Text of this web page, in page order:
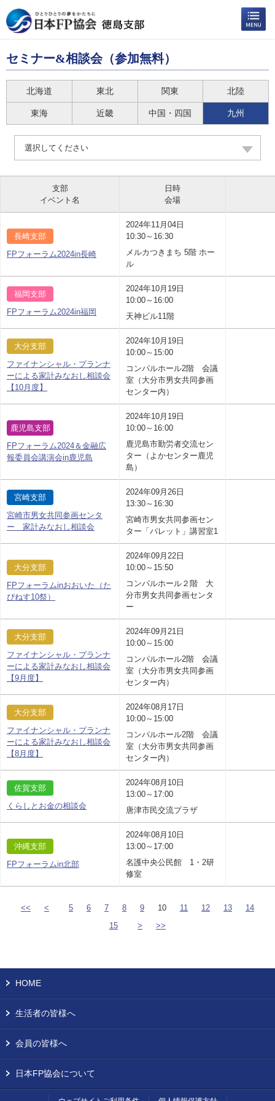
セミナー&相談会（参加無料）
北海道 東北 関東 北陸
東海 近畿 中国・四国 九州
選択してください
支部
イベント名
日時
会場
長崎支部
FPフォーラム2024in長崎
2024年11月04日
10:30～16:30
メルカつきまち 5階 ホー
ル
福岡支部
FPフォーラム2024in福岡
2024年10月19日
10:00～16:00
天神ビル11階
大分支部
ファイナンシャル・プランナ
ーによる家計みなおし相談会
【10月度】
2024年10月19日
10:00～15:00
コンパルホール2階 会議
室（大分市男女共同参画
センター内）
鹿児島支部
FPフォーラム2024＆金融広
報委員会講演会in鹿児島
2024年10月19日
10:00～16:00
鹿児島市勤労者交流セン
ター（よかセンター鹿児
島）
宮崎支部
宮崎市男女共同参画センタ
ー 家計みなおし相談会
2024年09月26日
13:30～16:30
宮崎市男女共同参画セン
ター「パレット」講習室1
大分支部
FPフォーラムinおおいた（た
ぴねす10祭）
2024年09月22日
10:00～15:50
コンパルホール２階 大
分市男女共同参画センタ
ー
大分支部
ファイナンシャル・プランナ
ーによる家計みなおし相談会
【9月度】
2024年09月21日
10:00～15:00
コンパルホール2階 会議
室（大分市男女共同参画
センター内）
大分支部
ファイナンシャル・プランナ
ーによる家計みなおし相談会
【8月度】
2024年08月17日
10:00～15:00
コンパルホール2階 会議
室（大分市男女共同参画
センター内）
佐賀支部
くらしとお金の相談会
2024年08月10日
13:00～17:00
唐津市民交流プラザ
沖縄支部
FPフォーラムin北部
2024年08月10日
13:00～17:00
名護中央公民館 1・2研
修室
<< < 5 6 7 8 9 10 11 12 13
14
15
> >>
HOME
生活者の皆様へ
会員の皆様へ
日本FP協会について